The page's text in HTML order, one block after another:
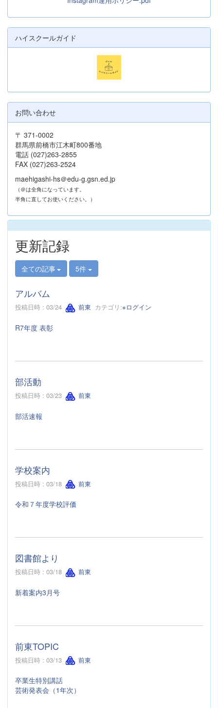
ハイスクールガイド
お問い合わせ
〒 371-0002
群馬県前橋市江木町800番地
電話 (027)263-2855
FAX (027)263-2524
maehigashi-hs＠edu-g.gsn.ed.jp
（＠は全角になっています。
半角に直してお使いください。）
更新記録
全ての記事 5件
アルバム
投稿日時 : 03/24 前東 カテゴリ:※ログイン
R7年度 表彰
部活動
投稿日時 : 03/23 前東
部活速報
学校案内
投稿日時 : 03/18 前東
令和７年度学校評価
図書館より
投稿日時 : 03/18 前東
新着案内3月号
前東TOPIC
投稿日時 : 03/13 前東
卒業生特別講話
芸術発表会（1年次）